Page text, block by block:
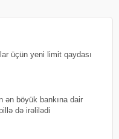
üçün yeni limit qaydası
ən böyük bankına dair
də irəlilədi